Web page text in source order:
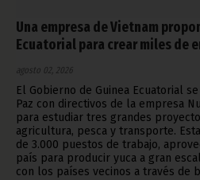
Una empresa de Vietnam
Ecuatorial para crear miles de
agosto 02, 2026
El Gobierno de Guinea Ecuatorial
Paz con directivos de la empresa
para estudiar tres grandes
agricultura, pesca y transporte.
de 3.000 puestos de trabajo,
país para producir yuca a gran
con los países vecinos a través de